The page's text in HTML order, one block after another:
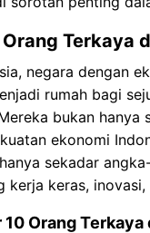
Terkaya
negara dengan
rumah bagi
bukan
ekonomi
sekadar
kerja keras,
10 Orang